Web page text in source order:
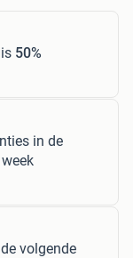
50%
in de
de volgende